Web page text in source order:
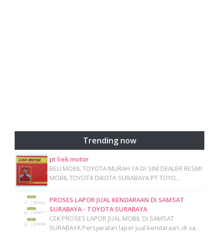
Trending now
pt liek motor
BELI MOBIL TOYOTA MURAH YA DI SINI DEALER RESMI
MOBIL TOYOTA DIKOTA SURABAYA PT TOYO…
PROSES LAPOR JUAL KENDARAAN DI SAMSAT
SURABAYA - TOYOTA SURABAYA
CEK PROSES LAPOR JUAL MOBIL DI SAMSAT
SURABAYA Persyaratan lapor jual kendaraan..di sa…